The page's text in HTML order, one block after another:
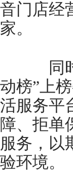
音门店经
家。
同时
动榜”上
活服务平
障、拒单
服务，以
验环境。